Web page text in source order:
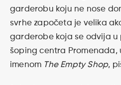
garderobu koju ne nose
svrhe započeta je velika
garderobe koja se odvija u
šoping centra Promenada,
imenom The Empty Shop,